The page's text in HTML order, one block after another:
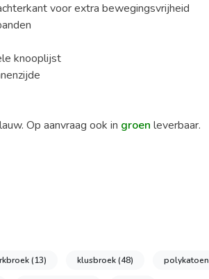
voor extra bewegingsvrijheid
knooplijst
Op aanvraag ook in groen leverbaar.
(13) klusbroek(48) polykatoen